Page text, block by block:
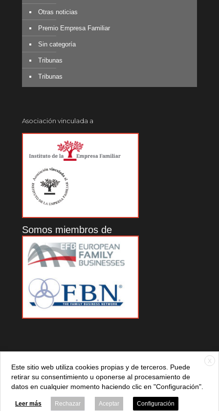
Otras noticias
Premio Empresa Familiar
Sin categoría
Tribunas
Tribunas
Asociación vinculada a
Somos miembros de
881 |Política de privacidad|Aviso legal |Política de cookies
X
Este sitio web utiliza cookies propias y de terceros. Puede
retirar su consentimiento u oponerse al procesamiento de
datos en cualquier momento haciendo clic en "Configuración".
Leer más Rechazar Aceptar Configuración